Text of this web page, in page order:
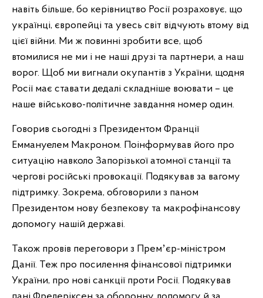
навіть більше, бо керівництво Росії розраховує, що
українці, європейці та увесь світ відчують втому від
цієї війни. Ми ж повинні зробити все, щоб
втомилися не ми і не наші друзі та партнери, а наш
ворог. Щоб ми вигнали окупантів з України, щодня
Росії має ставати дедалі складніше воювати – це
наше військово-політичне завдання номер один.
Говорив сьогодні з Президентом Франції
Еммануелем Макроном. Поінформував його про
ситуацію навколо Запорізької атомної станції та
чергові російські провокації. Подякував за вагому
підтримку. Зокрема, обговорили з паном
Президентом нову безпекову та макрофінансову
допомогу нашій державі.
Також провів переговори з Премʼєр-міністром
Данії. Теж про посилення фінансової підтримки
України, про нові санкції проти Росії. Подякував